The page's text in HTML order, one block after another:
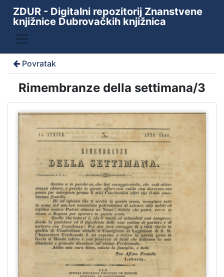
ZDUR - Digitalni repozitorij Znanstvene
knjižnice Dubrovačkih knjižnica
Povratak
Rimembranze della settimana/3